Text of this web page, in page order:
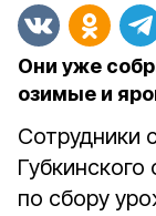
Они уже
озимые и
Сотрудники
по сбору